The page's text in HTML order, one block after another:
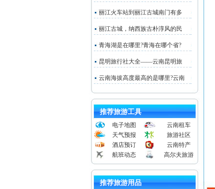
丽江火车站到丽江古城南门有多
丽江古城，纳西族古朴淳风的民
青海湖是在哪里?青海在哪个省?
昆明旅行社大全——云南昆明旅
云南海拔高度最高的是哪里?云南
推荐旅游工具
电子地图
云南租车
天气预报
旅游社区
酒店预订
云南特产
航班动态
高尔夫旅游
推荐旅游用品